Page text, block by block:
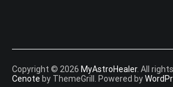
Copyright © 2026 MyAstroHealer. All
Cenote by ThemeGrill. Powered by